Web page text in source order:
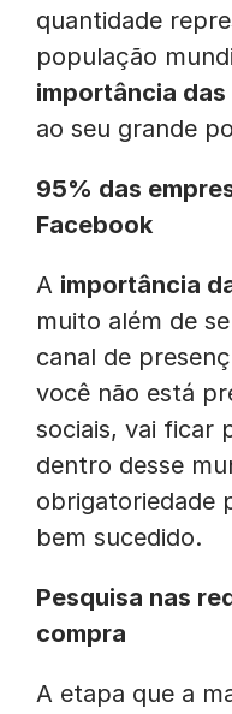
quantidade
população
importância
ao seu grande
95% das
Facebook
A importância
muito além de
canal de
você não está
sociais, vai ficar
dentro desse
obrigatoriedade
bem sucedido.
Pesquisa nas
compra
A etapa que a